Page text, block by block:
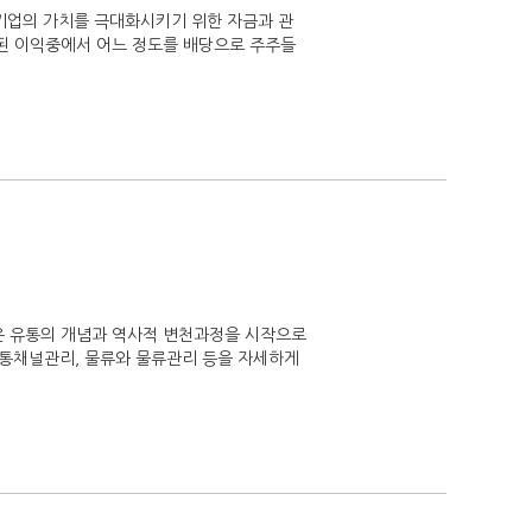
의 가치를 극대화시키기 위한 자금과 관
이익중에서 어느 정도를 배당으로 주주들
통의 개념과 역사적 변천과정을 시작으로
널관리, 물류와 물류관리 등을 자세하게